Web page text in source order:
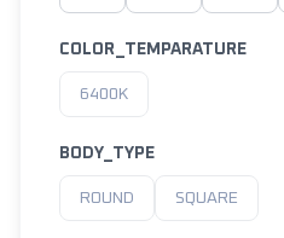
COLOR_TEMPARATURE
6400K
BODY_TYPE
ROUND SQUARE